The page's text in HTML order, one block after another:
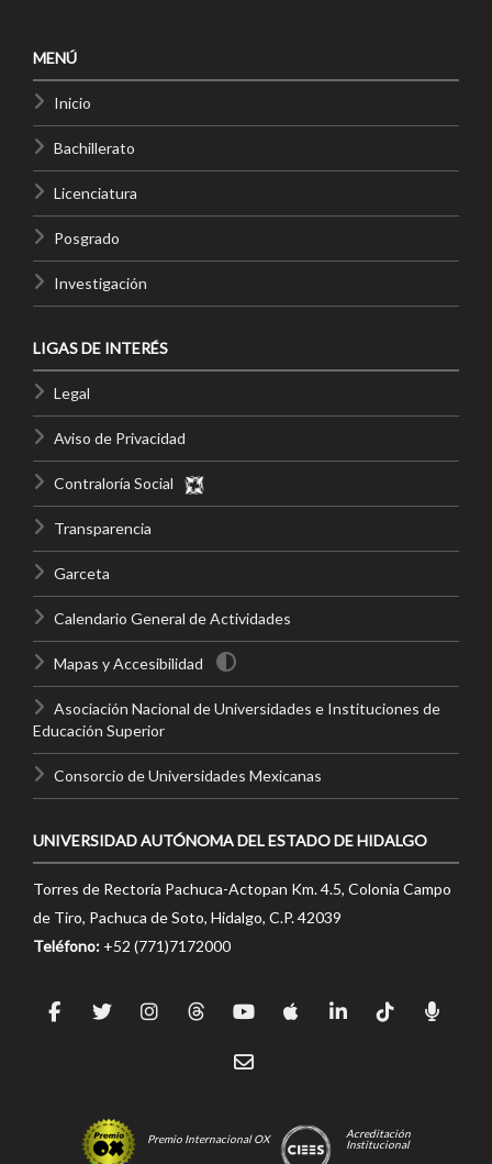
MENÚ
Inicio
Bachillerato
Licenciatura
Posgrado
Investigación
LIGAS DE INTERÉS
Legal
Aviso de Privacidad
Contraloría Social
Transparencia
Garceta
Calendario General de Actividades
Mapas y Accesibilidad
Asociación Nacional de Universidades e Instituciones de
Educación Superior
Consorcio de Universidades Mexicanas
UNIVERSIDAD AUTÓNOMA DEL ESTADO DE HIDALGO
Torres de Rectoría Pachuca-Actopan Km. 4.5, Colonia Campo
de Tiro, Pachuca de Soto, Hidalgo, C.P. 42039
Teléfono: +52 (771)7172000
Premio Internacional OX
Acreditación
Institucional